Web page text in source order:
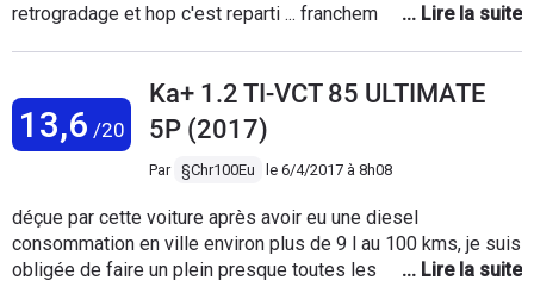
retrogradage et hop c'est reparti ... franchement top pour une
v en 68 cv diesel.... je la regrette uniquement pour sa
consommation.
13,6 /20
Ka+ 1.2 TI-VCT 85 ULTIMATE
5P (2017)
Par §Chr100Eu le 6/4/2017 à 8h08
déçue par cette voiture après avoir eu une diesel
consommation en ville environ plus de 9 l au 100 kms, je suis
obligée de faire un plein presque toutes les semaines, j'ai